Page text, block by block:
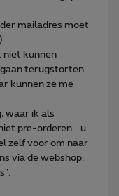
mailadres moet
niet kunnen
terugstorten...
kunnen ze me
waar ik als
pre-orderen... u
zelf voor om naar
via de webshop.